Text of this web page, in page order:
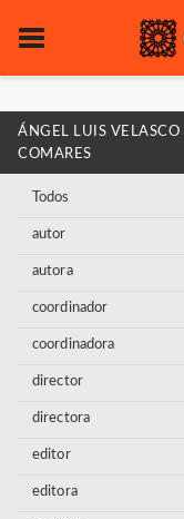
ÁNGEL LUIS
COMARES
Todos
autor
autora
coordinador
coordinadora
director
directora
editor
editora